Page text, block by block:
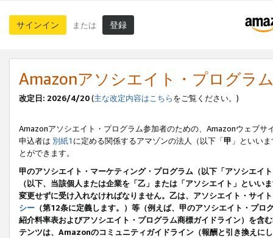
サインイン または 登録
Amazonアソシエイト・プログラ
改定日: 2026/4/20(主な改定内容はこちらをご覧ください。)
Amazonアソシエイト・プログラム参加者のための、Amazonウェブサ
申込者は 別紙1 に定める関係するアマゾンの法人（以下「甲 」といい
とができます。
甲のアソシエイト・マーケティング・プログラム（以下「アソシエイ
（以下、当該個人または企業を「乙」または「アソシエイト」とい
変更せずに受け入れなければなりません。乙は、アソシエイト・サイ
シー （第12条に定義します。）等（例えば、甲のアソシエイト・プ
紹介料率表およびアソシエイト・プログラム商標ガイドライン）を
テンツは、Amazonのコミュニティガイドライン（報酬と引き換えに